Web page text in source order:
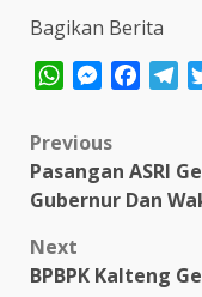
Bagikan Berita
WhatsAppMessenger
Post
navigation
Previous
Pasangan ASRI
Gubernur Dan
Next
BPBPK Kalteng